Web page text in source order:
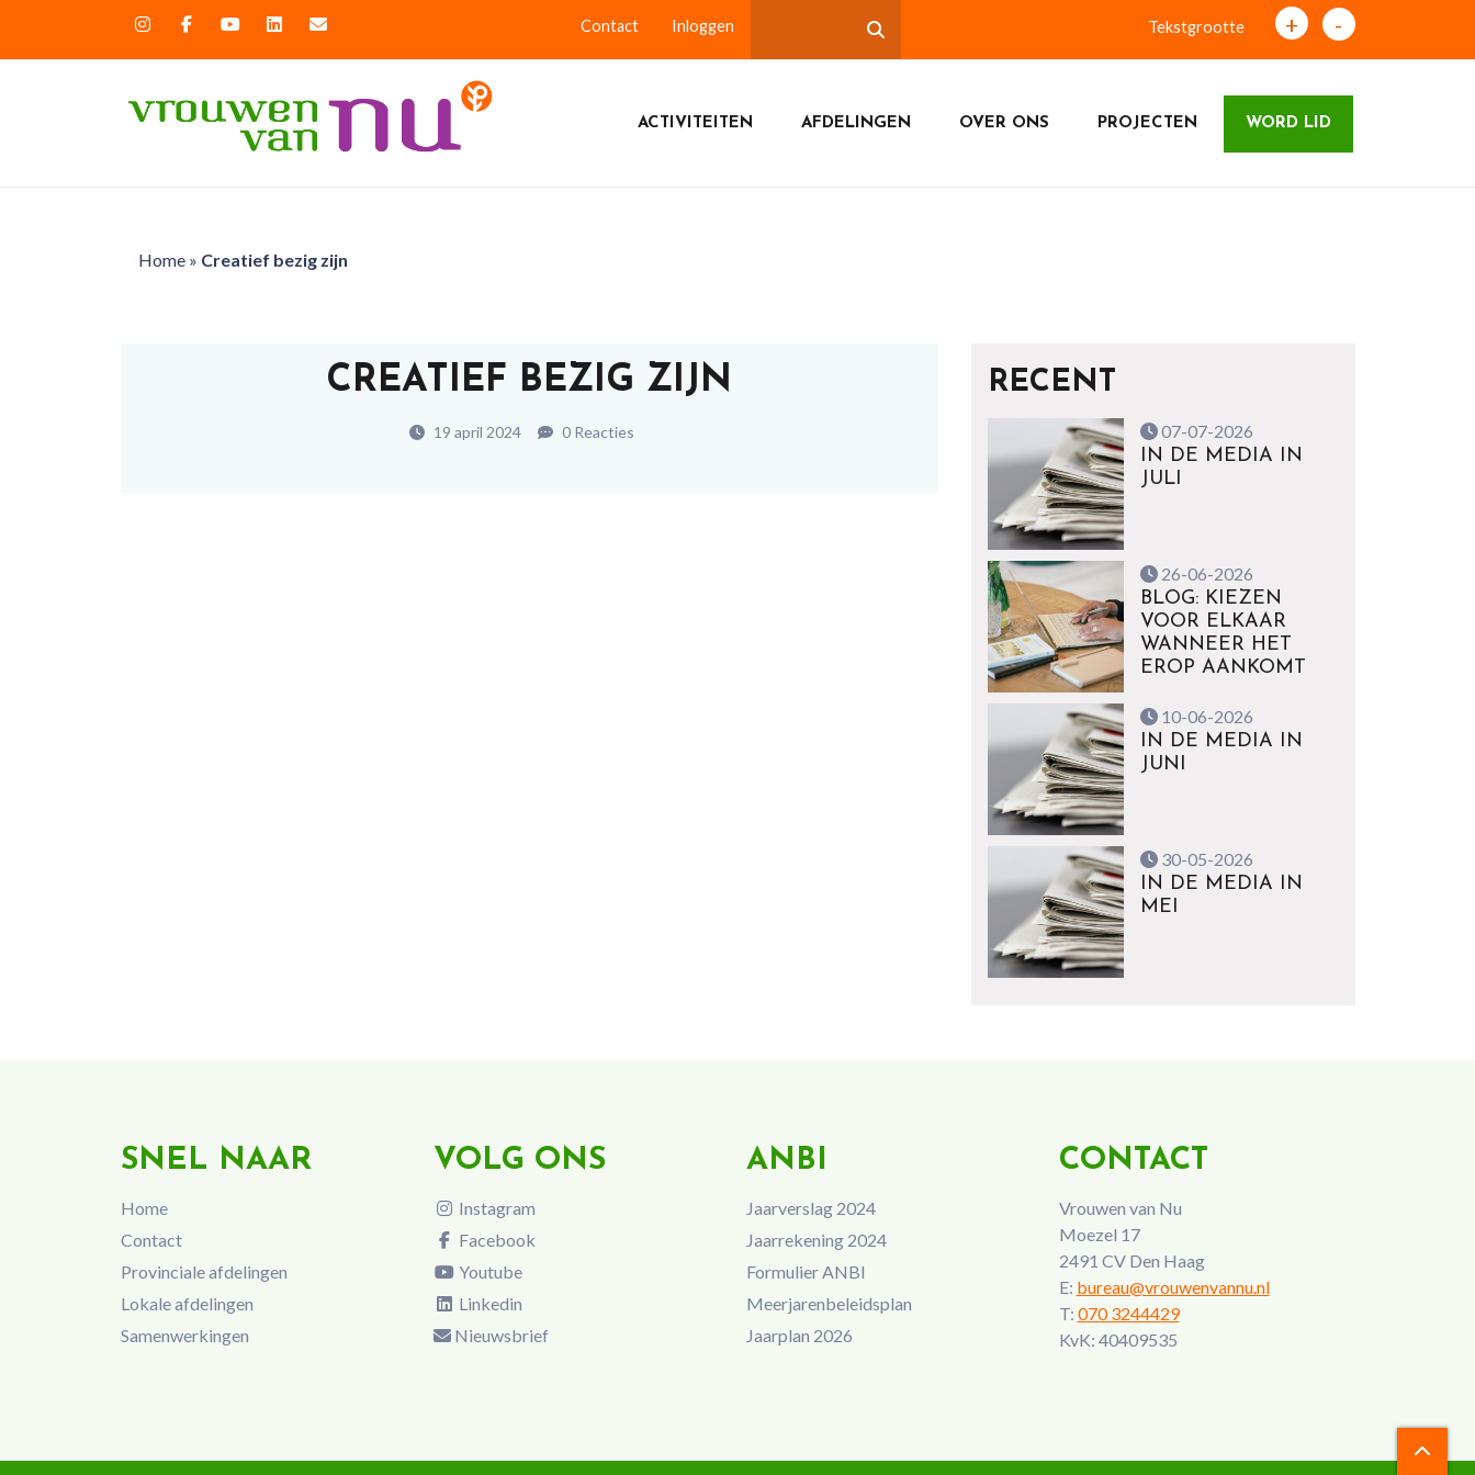
Contact Inloggen Tekstgrootte + -
ACTIVITEITEN AFDELINGEN OVER ONS PROJECTEN WORD LID
Home» Creatief bezig zijn
CREATIEF BEZIG ZIJN
19 april 2024 0 Reacties
RECENT
07-07-2026
IN DE MEDIA IN
JULI
26-06-2026
BLOG: KIEZEN
VOOR ELKAAR
WANNEER HET
EROP AANKOMT
10-06-2026
IN DE MEDIA IN
JUNI
30-05-2026
IN DE MEDIA IN
MEI
SNEL NAAR
Home
Contact
Provinciale afdelingen
Lokale afdelingen
Samenwerkingen
VOLG ONS
Instagram
Facebook
Youtube
Linkedin
Nieuwsbrief
ANBI
Jaarverslag 2024
Jaarrekening 2024
Formulier ANBI
Meerjarenbeleidsplan
Jaarplan 2026
CONTACT
Vrouwen van Nu
Moezel 17
2491 CV Den Haag
E: bureau@vrouwenvannu.nl
T: 070 3244429
KvK: 40409535